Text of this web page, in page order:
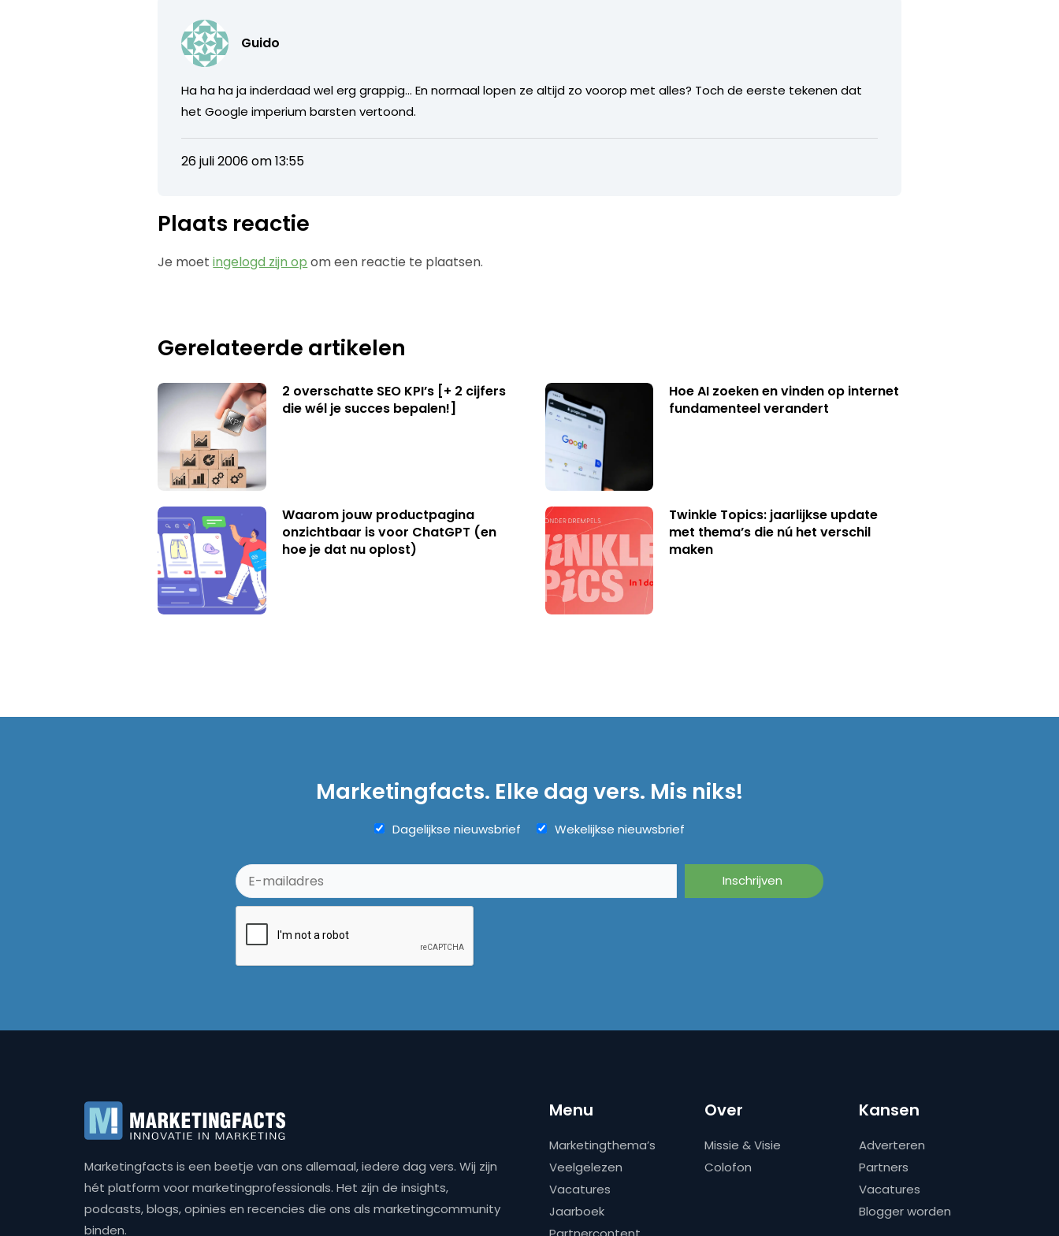
Guido
Ha ha ha ja inderdaad wel erg grappig… En normaal lopen ze altijd zo voorop met alles? Toch de eerste tekenen dat
het Google imperium barsten vertoond.
26 juli 2006 om 13:55
Plaats reactie
Je moetingelogd zijn op om een reactie te plaatsen.
Gerelateerde artikelen
2 overschatte SEO KPI’s [+ 2 cijfers
die wél je succes bepalen!]
Hoe AI zoeken en vinden op internet
fundamenteel verandert
Waarom jouw productpagina
onzichtbaar is voor ChatGPT (en
hoe je dat nu oplost)
Twinkle Topics: jaarlijkse update
met thema’s die nú het verschil
maken
Marketingfacts. Elke dag vers. Mis niks!
Dagelijkse nieuwsbrief Wekelijkse nieuwsbrief
Marketingfacts is een beetje van ons allemaal, iedere dag vers. Wij zijn
hét platform voor marketingprofessionals. Het zijn de insights,
podcasts, blogs, opinies en recencies die ons als marketingcommunity
binden.
Menu
Marketingthema’s
Veelgelezen
Vacatures
Jaarboek
Over
Missie & Visie
Colofon
Kansen
Adverteren
Partners
Vacatures
Blogger worden